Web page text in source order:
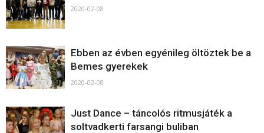
2020-02-08
Ebben az évben egyénileg öltöztek be a
Bemes gyerekek
2020-02-08
Just Dance – táncolós ritmusjáték a
soltvadkerti farsangi buliban